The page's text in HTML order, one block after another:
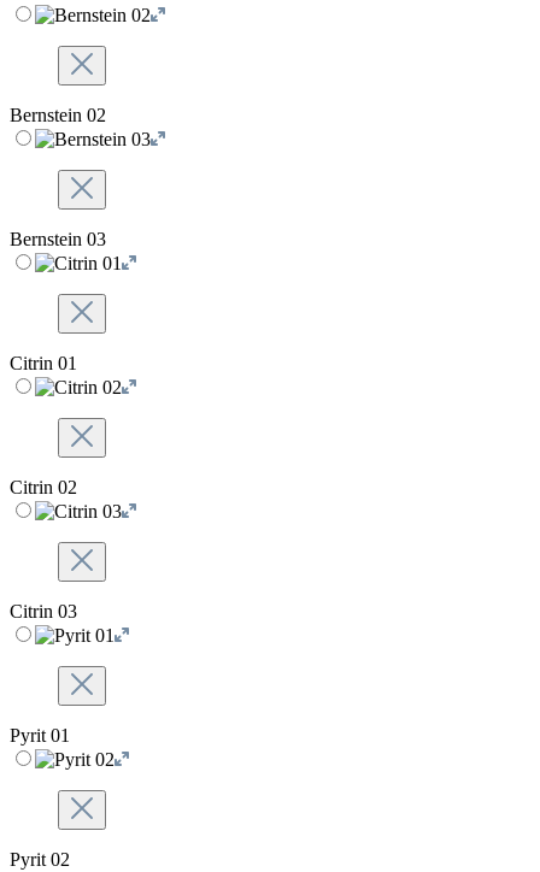
Bernstein 02
Bernstein 03
Citrin 01
Citrin 02
Citrin 03
Pyrit 01
Pyrit 02